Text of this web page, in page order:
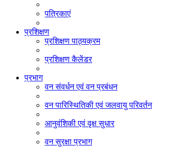
पत्रिकाएं
प्रशिक्षण
प्रशिक्षण पाठ्यक्रम
प्रशिक्षण कैलेंडर
प्रभाग
वन संवर्धन एवं वन प्रबंधन
वन पारिस्थितिकी एवं जलवायु परिवर्तन
आनुवंशिकी एवं वृक्ष सुधार
वन सुरक्षा प्रभाग